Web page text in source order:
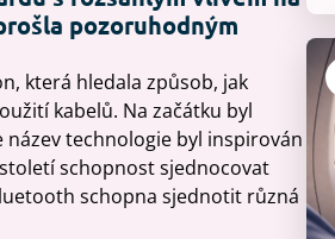
pozoruhodným
která hledala způsob, jak
kabelů. Na začátku byl
název technologie byl inspirován
schopnost sjednocovat
schopna sjednotit různá